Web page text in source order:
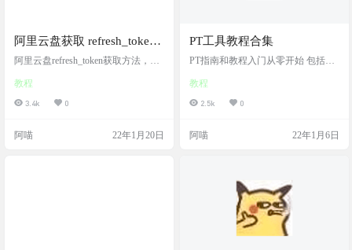
阿里云盘获取 refresh_token
的方法
阿里云盘refresh_token获取方法，很
教程
3.4k 0
阿喵 22年1月20日
PT工具教程合集
PT指南和教程入门从零开始 包括教
教程
2.5k 0
阿喵 22年1月6日